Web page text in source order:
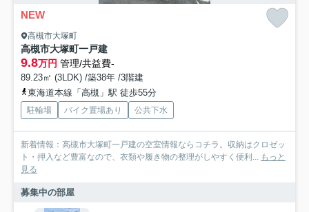
NEW
高槻市大塚町
高槻市大塚町一戸建
9.8万円 管理/共益費-
89.23㎡ (3LDK) /築38年 /3階建
東海道本線「高槻」駅 徒歩55分
駐輪場 バイク置場あり 公共下水
新着情報：高槻市大塚町一戸建の空室情報ならコチラ。収納はクロゼッ
ト・押入など豊富なので、衣類や履き物の整理がしやすく便利... もっと
見る
募集中の部屋